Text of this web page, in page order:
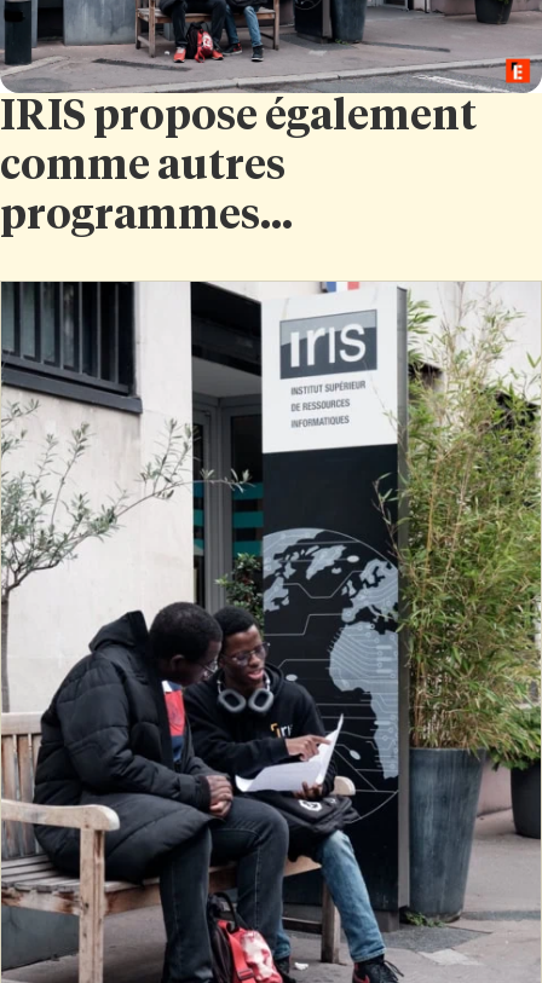
IRIS propose également
comme autres
programmes...